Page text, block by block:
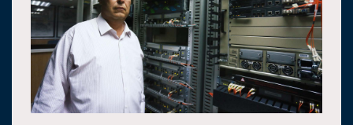
Vinculación
Historia
Universiada
Nacional